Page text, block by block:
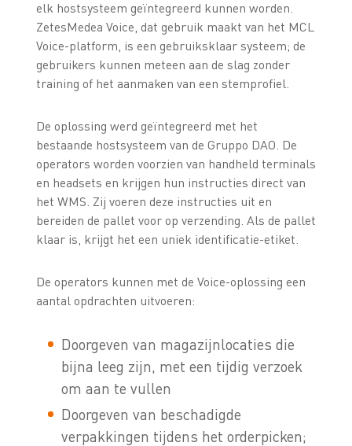
elk hostsysteem geïntegreerd kunnen worden.
ZetesMedea Voice, dat gebruik maakt van het MCL
Voice-platform, is een gebruiksklaar systeem; de
gebruikers kunnen meteen aan de slag zonder
training of het aanmaken van een stemprofiel.
De oplossing werd geïntegreerd met het
bestaande hostsysteem van de Gruppo DAO. De
operators worden voorzien van handheld terminals
en headsets en krijgen hun instructies direct van
het WMS. Zij voeren deze instructies uit en
bereiden de pallet voor op verzending. Als de pallet
klaar is, krijgt het een uniek identificatie-etiket.
De operators kunnen met de Voice-oplossing een
aantal opdrachten uitvoeren:
Doorgeven van magazijnlocaties die
bijna leeg zijn, met een tijdig verzoek
om aan te vullen
Doorgeven van beschadigde
verpakkingen tijdens het orderpicken;